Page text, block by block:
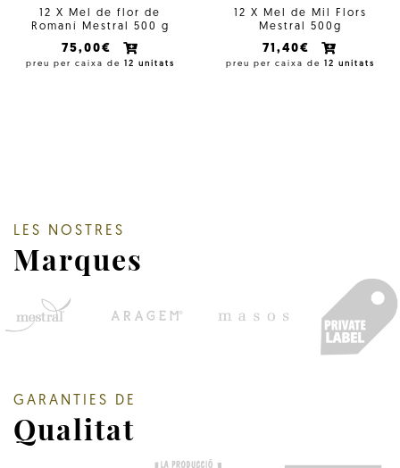
12 X Mel de flor de
Romaní Mestral 500 g
75,00€
preu per caixa de 12 unitats
12 X Mel de Mil Flors
Mestral 500g
71,40€
preu per caixa de 12 unitats
LES NOSTRES
Marques
GARANTIES DE
Qualitat